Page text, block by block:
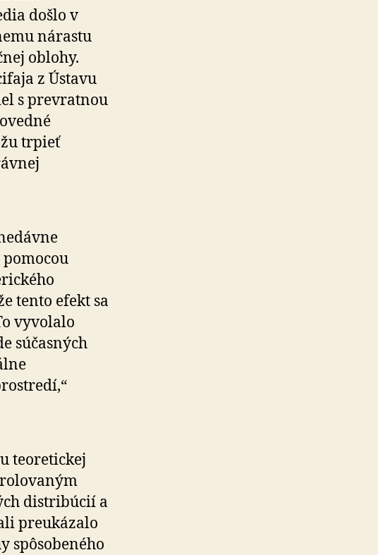
došlo v
nárastu
oblohy.
z Ústavu
s prevratnou
trpieť
tento efekt sa
vyvolalo
súčasných
teoretickej
distribúcií a
preukázalo
spôsobeného